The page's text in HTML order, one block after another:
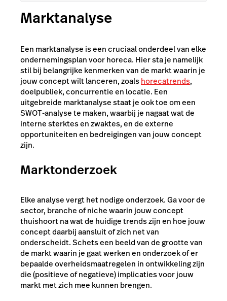
Marktanalyse
Een marktanalyse is een cruciaal onderdeel van elke
ondernemingsplan voor horeca. Hier sta je namelijk
stil bij belangrijke kenmerken van de markt waarin je
jouw concept wilt lanceren, zoalshorecatrends,
doelpubliek, concurrentie en locatie. Een
uitgebreide marktanalyse staat je ook toe om een
SWOT-analyse te maken, waarbij je nagaat wat de
interne sterktes en zwaktes, en de externe
opportuniteiten en bedreigingen van jouw concept
zijn.
Marktonderzoek
Elke analyse vergt het nodige onderzoek. Ga voor de
sector, branche of niche waarin jouw concept
thuishoort na wat de huidige trends zijn en hoe jouw
concept daarbij aansluit of zich net van
onderscheidt. Schets een beeld van de grootte van
de markt waarin je gaat werken en onderzoek of er
bepaalde overheidsmaatregelen in ontwikkeling zijn
die (positieve of negatieve) implicaties voor jouw
markt met zich mee kunnen brengen.